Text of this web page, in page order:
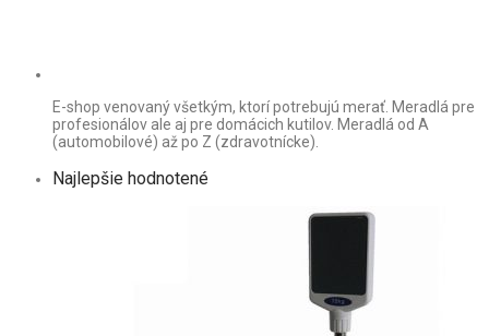
E-shop venovaný všetkým, ktorí potrebujú merať. Meradlá pre
profesionálov ale aj pre domácich kutilov. Meradlá od A
(automobilové) až po Z (zdravotnícke).
Najlepšie hodnotené